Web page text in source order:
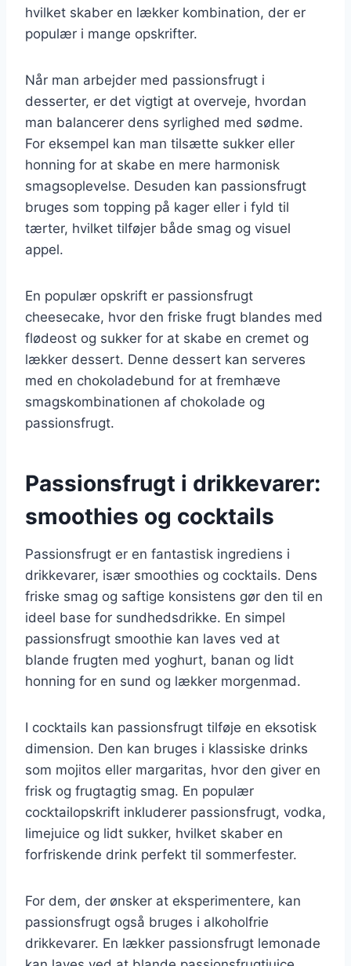
hvilket skaber en lækker kombination, der er
populær i mange opskrifter.
Når man arbejder med passionsfrugt i
desserter, er det vigtigt at overveje, hvordan
man balancerer dens syrlighed med sødme.
For eksempel kan man tilsætte sukker eller
honning for at skabe en mere harmonisk
smagsoplevelse. Desuden kan passionsfrugt
bruges som topping på kager eller i fyld til
tærter, hvilket tilføjer både smag og visuel
appel.
En populær opskrift er passionsfrugt
cheesecake, hvor den friske frugt blandes med
flødeost og sukker for at skabe en cremet og
lækker dessert. Denne dessert kan serveres
med en chokoladebund for at fremhæve
smagskombinationen af chokolade og
passionsfrugt.
Passionsfrugt i drikkevarer:
smoothies og cocktails
Passionsfrugt er en fantastisk ingrediens i
drikkevarer, især smoothies og cocktails. Dens
friske smag og saftige konsistens gør den til en
ideel base for sundhedsdrikke. En simpel
passionsfrugt smoothie kan laves ved at
blande frugten med yoghurt, banan og lidt
honning for en sund og lækker morgenmad.
I cocktails kan passionsfrugt tilføje en eksotisk
dimension. Den kan bruges i klassiske drinks
som mojitos eller margaritas, hvor den giver en
frisk og frugtagtig smag. En populær
cocktailopskrift inkluderer passionsfrugt, vodka,
limejuice og lidt sukker, hvilket skaber en
forfriskende drink perfekt til sommerfester.
For dem, der ønsker at eksperimentere, kan
passionsfrugt også bruges i alkoholfrie
drikkevarer. En lækker passionsfrugt lemonade